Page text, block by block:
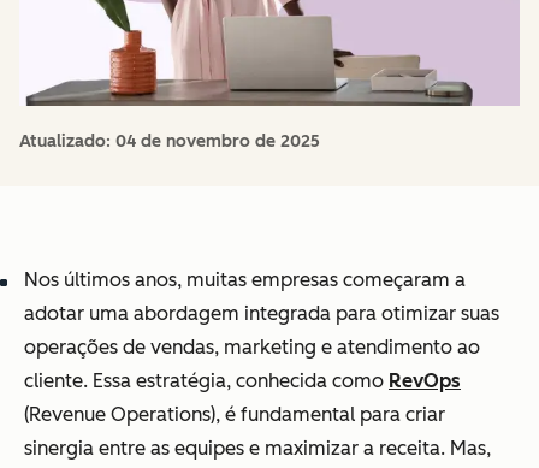
Atualizado: 04 de novembro de 2025
Nos últimos anos, muitas empresas começaram a
adotar uma abordagem integrada para otimizar suas
operações de vendas, marketing e atendimento ao
cliente. Essa estratégia, conhecida como RevOps
(Revenue Operations), é fundamental para criar
sinergia entre as equipes e maximizar a receita. Mas,